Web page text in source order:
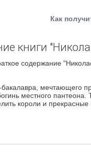
Как
книги
содержание
мечтающего
местного
короли и